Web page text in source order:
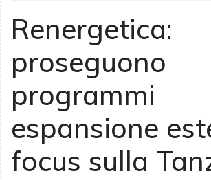
Renergetica:
proseguono
programmi
espansione
focus sulla